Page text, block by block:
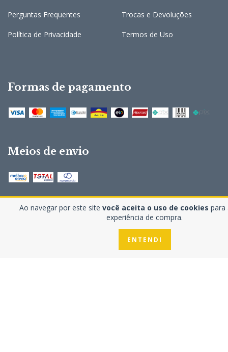
Ao navegar por este site você aceita o uso de cookies para
experiência de compra.
ENTENDI
Perguntas Frequentes Trocas e Devoluções
Política de Privacidade Termos de Uso
Formas de pagamento
Meios de envio
Newsletter